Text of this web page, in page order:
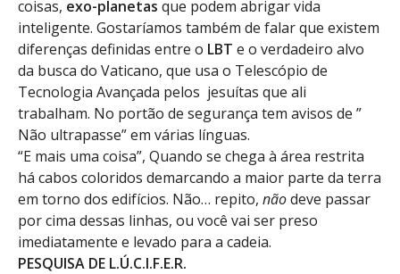
coisas, exo-planetas que podem abrigar vida
inteligente. Gostaríamos também de falar que existem
diferenças definidas entre o LBT e o verdadeiro alvo
da busca do Vaticano, que usa o Telescópio de
Tecnologia Avançada pelos jesuítas que ali
trabalham. No portão de segurança tem avisos de ”
Não ultrapasse” em várias línguas.
“E mais uma coisa”, Quando se chega à área restrita
há cabos coloridos demarcando a maior parte da terra
em torno dos edifícios. Não… repito, nãodeve passar
por cima dessas linhas, ou você vai ser preso
imediatamente e levado para a cadeia.
PESQUISA DE L.Ú.C.I.F.E.R.